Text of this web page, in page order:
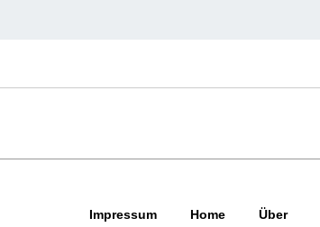
Impressum Home Über